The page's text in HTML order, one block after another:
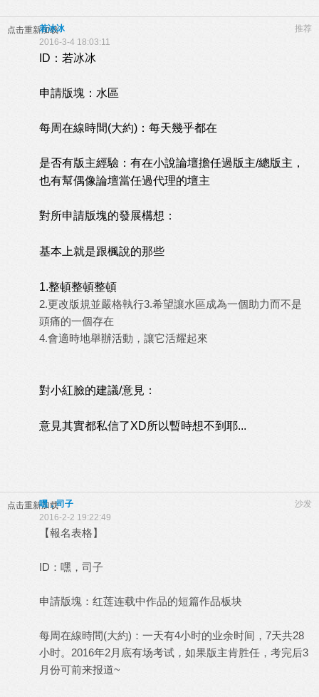
点击重新加载 推荐
若冰冰
2016-3-4 18:03:11
ID：若冰冰
申請版塊：水區
每周在線時間(大約)：每天幾乎都在
是否有版主經驗：有在小說論壇擔任過版主/總版主，
也有幫偶像論壇當任過代理的壇主
對所申請版塊的發展構想：
基本上就是跟楓說的那些
1.整頓整頓整頓
2.更改版規並嚴格執行3.希望讓水區成為一個助力而不是
頭痛的一個存在
4.會適時地舉辦活動，讓它活耀起來
對小紅臉的建議/意見：
意見其實都私信了XD所以暫時想不到耶...
点击重新加载 沙发
嘿，司子
2016-2-2 19:22:49
【報名表格】
ID：嘿，司子
申請版塊：红莲连载中作品的短篇作品板块
每周在線時間(大約)：一天有4小时的业余时间，7天共28
小时。2016年2月底有场考试，如果版主肯胜任，考完后3
月份可前来报道~